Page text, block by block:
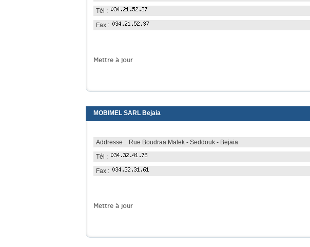
Tél :
Fax :
Mettre à jour
MOBIMEL SARL Bejaia
Addresse : Rue Boudraa Malek - Seddouk - Bejaia
Tél :
Fax :
Mettre à jour